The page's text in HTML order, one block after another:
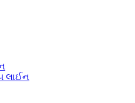
લાઈન